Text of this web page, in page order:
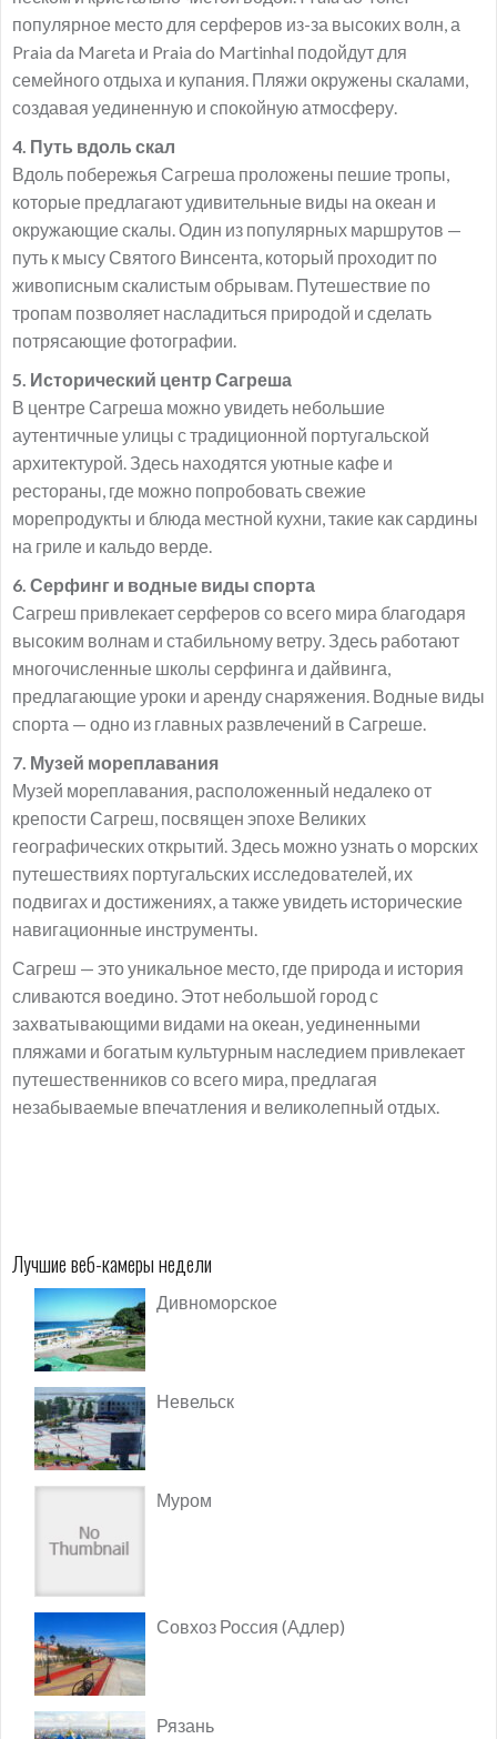
популярное место для серферов из-за высоких волн, а
Praia da Mareta и Praia do Martinhal подойдут для
семейного отдыха и купания. Пляжи окружены скалами,
создавая уединенную и спокойную атмосферу.
4. Путь вдоль скал
Вдоль побережья Сагреша проложены пешие тропы,
которые предлагают удивительные виды на океан и
окружающие скалы. Один из популярных маршрутов —
путь к мысу Святого Винсента, который проходит по
живописным скалистым обрывам. Путешествие по
тропам позволяет насладиться природой и сделать
потрясающие фотографии.
5. Исторический центр Сагреша
В центре Сагреша можно увидеть небольшие
аутентичные улицы с традиционной португальской
архитектурой. Здесь находятся уютные кафе и
рестораны, где можно попробовать свежие
морепродукты и блюда местной кухни, такие как сардины
на гриле и кальдо верде.
6. Серфинг и водные виды спорта
Сагреш привлекает серферов со всего мира благодаря
высоким волнам и стабильному ветру. Здесь работают
многочисленные школы серфинга и дайвинга,
предлагающие уроки и аренду снаряжения. Водные виды
спорта — одно из главных развлечений в Сагреше.
7. Музей мореплавания
Музей мореплавания, расположенный недалеко от
крепости Сагреш, посвящен эпохе Великих
географических открытий. Здесь можно узнать о морских
путешествиях португальских исследователей, их
подвигах и достижениях, а также увидеть исторические
навигационные инструменты.
Сагреш — это уникальное место, где природа и история
сливаются воедино. Этот небольшой город с
захватывающими видами на океан, уединенными
пляжами и богатым культурным наследием привлекает
путешественников со всего мира, предлагая
незабываемые впечатления и великолепный отдых.
Лучшие веб-камеры недели
Дивноморское
Невельск
Муром
Совхоз Россия (Адлер)
Рязань